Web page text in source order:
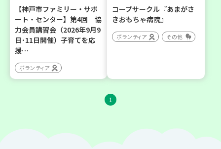
【神戸市ファミリー・サポ
ート・センター】第4回 協
力会員講習会（2026年9月9
日･11日開催）子育てを応
援…
ボランティア
コープサークル『あまがさ
きおもちゃ病院』
ボランティア その他
1